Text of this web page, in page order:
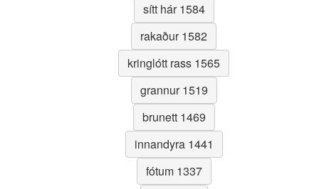
sítt hár 1584
rakaður 1582
kringlótt rass 1565
grannur 1519
brunett 1469
innandyra 1441
fótum 1337